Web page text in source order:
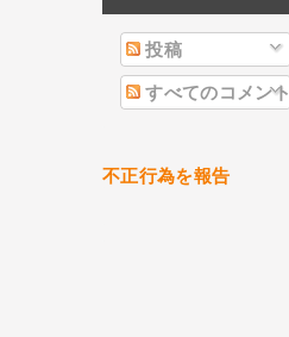
投稿
すべてのコメント
不正行為を報告